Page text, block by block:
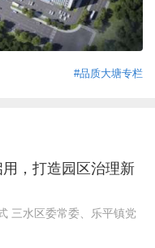
#品质大塘专栏
用，打造园区治理新
三水区委常委、乐平镇党